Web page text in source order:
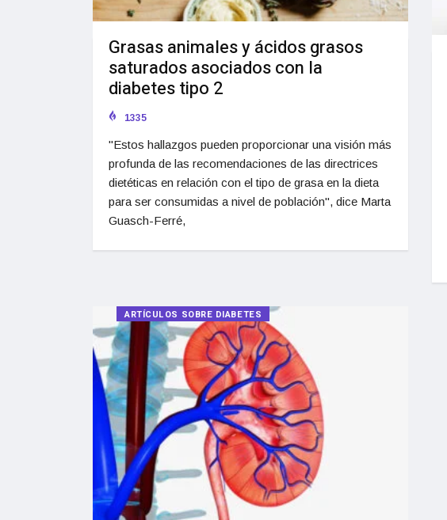
Grasas animales y ácidos grasos
saturados asociados con la
diabetes tipo 2
1335
"Estos hallazgos pueden proporcionar una visión más
profunda de las recomendaciones de las directrices
dietéticas en relación con el tipo de grasa en la dieta
para ser consumidas a nivel de población", dice Marta
Guasch-Ferré,
ARTÍCULOS SOBRE DIABETES